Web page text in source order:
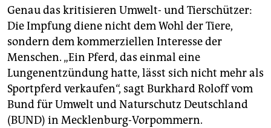
Genau das kritisieren Umwelt- und Tierschützer:
Die Impfung diene nicht dem Wohl der Tiere,
sondern dem kommerziellen Interesse der
Menschen. „Ein Pferd, das einmal eine
Lungenentzündung hatte, lässt sich nicht mehr als
Sportpferd verkaufen“, sagt Burkhard Roloff vom
Bund für Umwelt und Naturschutz Deutschland
(BUND) in Mecklenburg-Vorpommern.